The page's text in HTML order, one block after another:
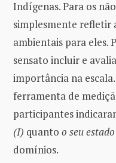
Indígenas. Para os
simplesmente refletir
ambientais para eles.
sensato incluir e
importância na
ferramenta de
participantes
(I) quanto o seu
domínios.